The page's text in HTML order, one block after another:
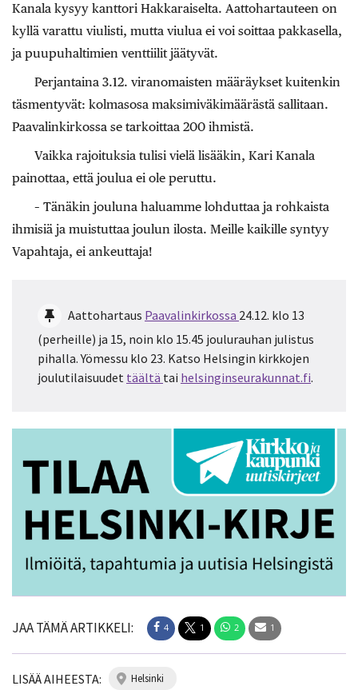
Kanala kysyy kanttori Hakkaraiselta. Aattohartauteen on
kyllä varattu viulisti, mutta viulua ei voi soittaa pakkasella,
ja puupuhaltimien venttiilit jäätyvät.
Perjantaina 3.12. viranomaisten määräykset kuitenkin
täsmentyvät: kolmasosa maksimiväkimäärästä sallitaan.
Paavalinkirkossa se tarkoittaa 200 ihmistä.
Vaikka rajoituksia tulisi vielä lisääkin, Kari Kanala
painottaa, että joulua ei ole peruttu.
– Tänäkin jouluna haluamme lohduttaa ja rohkaista
ihmisiä ja muistuttaa joulun ilosta. Meille kaikille syntyy
Vapahtaja, ei ankeuttaja!
Aattohartaus Paavalinkirkossa 24.12. klo 13
(perheille) ja 15, noin klo 15.45 joulurauhan julistus
pihalla. Yömessu klo 23. Katso Helsingin kirkkojen
joulutilaisuudet täältä tai helsinginseurakunnat.fi.
JAA TÄMÄ ARTIKKELI: 4 1 2 1
LISÄÄ AIHEESTA: helsinki